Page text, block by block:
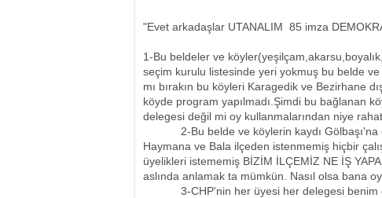
"Evet arkadaşlar UTANALIM 85 imza
1-Bu beldeler ve
seçim kurulu listesinde yeri yokmuş bu belde ve
mı bırakın bu köyleri Karagedik ve Bezirhane
köyde program yapılmadı.Şimdi bu bağlanan
delegesi değil mi oy kullanmalarından niye
2-Bu belde ve köylerin kaydı Gölbaşı'na
Haymana ve Bala ilçeden istenmemiş hiçbir
üyelikleri istememiş BİZİM İLÇEMİZ NE İŞ
aslında anlamak ta mümkün. Nasıl olsa bana
3-CHP'nin her üyesi her delegesi benim